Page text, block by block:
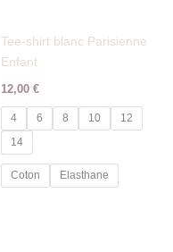
Tee-shirt blanc Parisienne
Enfant
12,00 €
4 6 8 10
12
14
Coton Elasthane